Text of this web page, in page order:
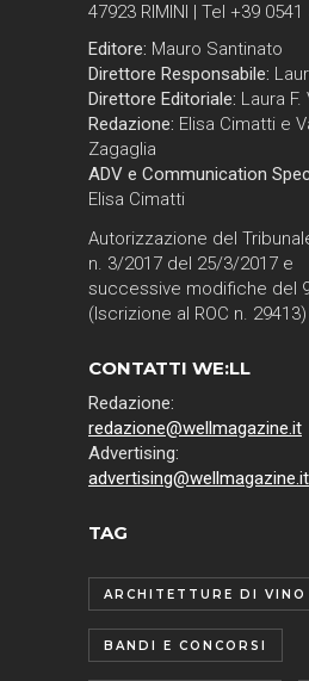
47923 RIMINI | Tel +39 0541
Editore: Mauro Santinato
Direttore Responsabile:
Direttore Editoriale: Laura F.
Redazione: Elisa Cimatti e
Zagaglia
ADV e Communication
Elisa Cimatti
Autorizzazione del
n. 3/2017 del 25/3/2017 e
successive modifiche del
(Iscrizione al ROC n. 29413)
CONTATTI WE:LL
Redazione:
redazione@wellmagazine.it
Advertising:
advertising@wellmagazine.it
TAG
ARCHITETTURE DI VINO
BANDI E CONCORSI